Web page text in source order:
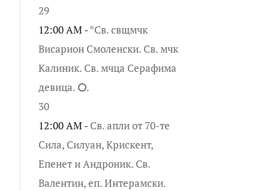
29
12:00 AM -*Св. свщмчк
Висарион Смоленски. Св. мчк
Калиник. Св. мчца Серафима
девица. ⭘.
30
12:00 AM - Св. апли от 70-те
Сила, Силуан, Крискент,
Епенет и Андроник. Св.
Валентин, еп. Интерамски.